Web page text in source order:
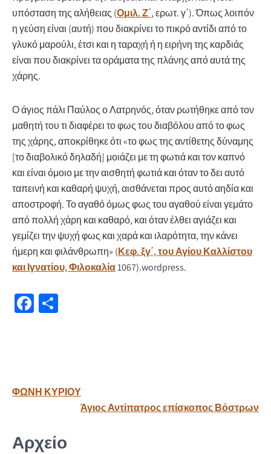
υπόσταση της αλήθειας (Ομιλ. Ζ΄, ερωτ. γ΄). Όπως λοιπόν
η γεύση είναι (αυτή) που διακρίνει το πικρό αντίδι από το
γλυκό μαρούλι, έτσι και η ταραχή ή η ειρήνη της καρδιάς
είναι που διακρίνει τα οράματα της πλάνης από αυτά της
χάρης.
Ο άγιος πάλι Παύλος ο Λατρηνός, όταν ρωτήθηκε από τον
μαθητή του τι διαφέρει το φως του διαβόλου από το φως
της χάρης, αποκρίθηκε ότι «το φως της αντίθετης δύναμης
[το διαβολικό δηλαδή] μοιάζει με τη φωτιά και τον καπνό
και είναι όμοιο με την αισθητή φωτιά και όταν το δει αυτό
ταπεινή και καθαρή ψυχή, αισθάνεται προς αυτό αηδία και
αποστροφή. Το αγαθό όμως φως του αγαθού είναι γεμάτο
από πολλή χάρη και καθαρό, και όταν έλθει αγιάζει και
γεμίζει την ψυχή φως και χαρά και ιλαρότητα, την κάνει
ήμερη και φιλάνθρωπη» (Κεφ. ξγ΄, του Αγίου Καλλίστου
και Ιγνατίου, Φιλοκαλία1067).wordpress.
Fa
k τε
ε
Πλοήγηση
ΦΩΝΗ ΚΥΡΙΟΥ
Άγιος Αντίπατρος επίσκοπος Βόστρων
Αρχείο